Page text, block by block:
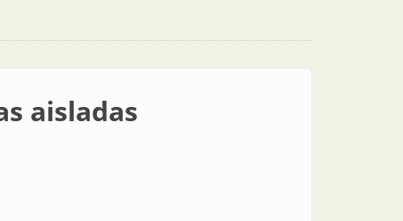
aisladas